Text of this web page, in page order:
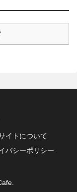
イトについて
バシーポリシー